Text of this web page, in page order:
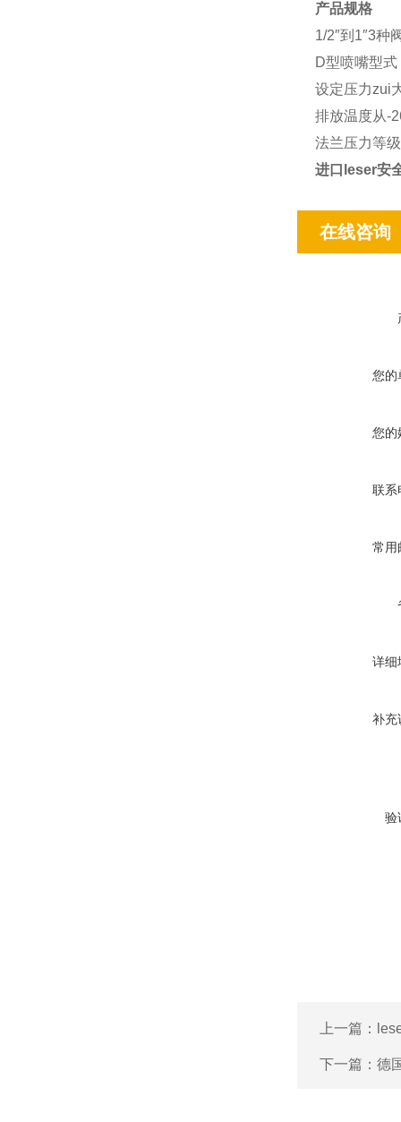
产品规格
1/2″到1″3种
D型喷嘴型式
设定压力zui
排放温度从-
法兰压力等
进口leser安
在线咨询
您的
您的
联系
常用
详细
补充
验
上一篇：
下一篇： 德